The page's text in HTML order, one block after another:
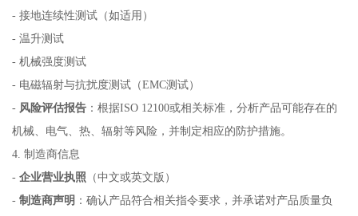
- 接地连续性测试（如适用）
- 温升测试
- 机械强度测试
- 电磁辐射与抗扰度测试（EMC测试）
- 风险评估报告：根据ISO 12100或相关标准，分析产品可能存在的
机械、电气、热、辐射等风险，并制定相应的防护措施。
4. 制造商信息
- 企业营业执照 （中文或英文版）
- 制造商声明 ：确认产品符合相关指令要求，并承诺对产品质量负